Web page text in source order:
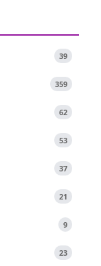
39
359
62
53
37
21
9
23